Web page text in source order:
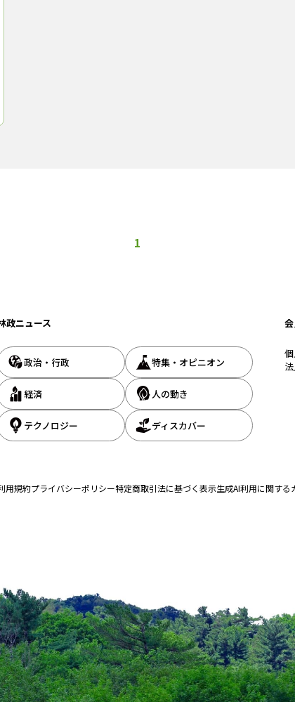
1
政ニュース
政治・行政 特集・オピニオン
経済 人の動き
テクノロジー ディスカバー
用規約プライバシーポリシー特定商取引法に基づく表示生成AI利用に関する